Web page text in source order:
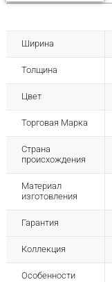
Ширина
Толщина
Цвет
Торговая Марка
Страна
происхождения
Материал
изготовления
Гарантия
Коллекция
Особенности